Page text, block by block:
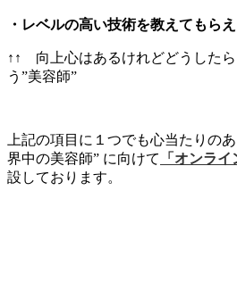
・レベルの高い技術を教えてもら
↑↑ 向上心はあるけれどどうした
う”美容師”
上記の項目に１つでも心当たりの
界中の美容師” に向けて
「オンラ
設しております。